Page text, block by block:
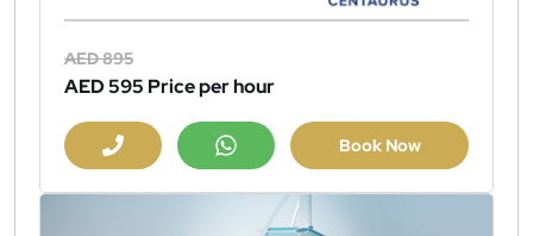
AED 895
AED 595 Price per hour
Book Now